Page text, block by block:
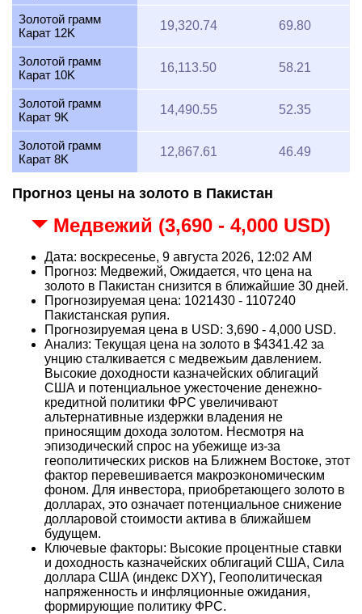
Золотой грамм
Карат 12K
19,320.74 69.80
Золотой грамм
Карат 10K
16,113.50 58.21
Золотой грамм
Карат 9K
14,490.55 52.35
Золотой грамм
Карат 8K
12,867.61 46.49
Прогноз цены на золото в Пакистан
Медвежий (3,690 - 4,000 USD)
Дата: воскресенье, 9 августа 2026, 12:02 AM
Прогноз: Медвежий, Ожидается, что цена на
золото в Пакистан снизится в ближайшие 30 дней.
Прогнозируемая цена: 1021430 - 1107240
Пакистанская рупия.
Прогнозируемая цена в USD: 3,690 - 4,000 USD.
Анализ: Текущая цена на золото в $4341.42 за
унцию сталкивается с медвежьим давлением.
Высокие доходности казначейских облигаций
США и потенциальное ужесточение денежно-
кредитной политики ФРС увеличивают
альтернативные издержки владения не
приносящим дохода золотом. Несмотря на
эпизодический спрос на убежище из-за
геополитических рисков на Ближнем Востоке, этот
фактор перевешивается макроэкономическим
фоном. Для инвестора, приобретающего золото в
долларах, это означает потенциальное снижение
долларовой стоимости актива в ближайшем
будущем.
Ключевые факторы: Высокие процентные ставки
и доходность казначейских облигаций США, Сила
доллара США (индекс DXY), Геополитическая
напряженность и инфляционные ожидания,
формирующие политику ФРС.